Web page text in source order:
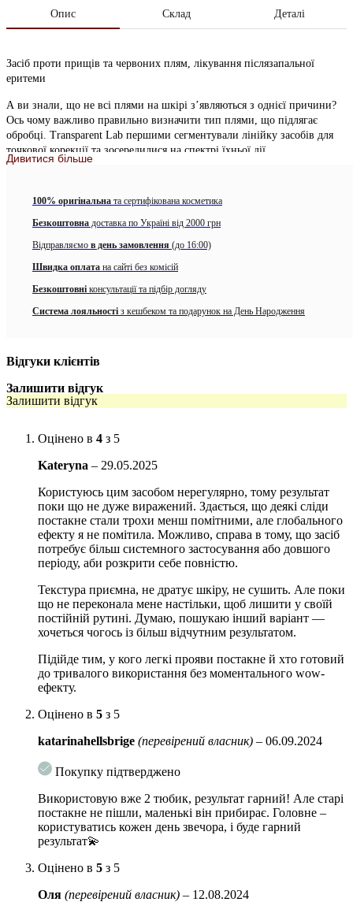
Опис Склад Деталі
Засіб проти прищів та червоних плям, лікування післязапальної
еритеми
А ви знали, що не всі плями на шкірі з’являються з однієї причини?
Ось чому важливо правильно визначити тип плями, що підлягає
обробці. Transparent Lab першими сегментували лінійку засобів для
точкової корекції та зосередилися на спектрі їхньої дії.
подразнення шкіри та запальних прищів.
без запаху
без олій
5% інкапсульованої гліколевої кислот
гліколевої кислоти)
5% ніацинаміду
2% інкапсульована саліцилова кислота
0,3% Luminia Granatum Натуральний активний
компонентзі стовбурових клітин гранату
Особливості використання:Нанесіть невелику кількість продукту на
уражену ділянку. Акуратно помасажуйте кінчиками пальців до
Обʼєм:30 мл
Дивитися більше
100% оригінальна та сертифікована косметика
Безкоштовна доставка по Україні від 2000 грн
Відправляємо в день замовлення (до 16:00)
Швидка оплата на сайті без комісій
Безкоштовні консультації та підбір догляду
Система лояльності з кешбеком та подарунок на День Народження
Відгуки клієнтів
Залишити відгук
Залишити відгук
Оцінено в 4 з 5
Kateryna – 29.05.2025
Користуюсь цим засобом нерегулярно, тому результат
поки що не дуже виражений. Здається, що деякі сліди
постакне стали трохи менш помітними, але глобального
ефекту я не помітила. Можливо, справа в тому, що засіб
потребує більш системного застосування або довшого
періоду, аби розкрити себе повністю.
Текстура приємна, не дратує шкіру, не сушить. Але поки
що не переконала мене настільки, щоб лишити у своїй
постійній рутині. Думаю, пошукаю інший варіант —
хочеться чогось із більш відчутним результатом.
Підійде тим, у кого легкі прояви постакне й хто готовий
до тривалого використання без моментального wow-
ефекту.
Оцінено в 5 з 5
katarinahellsbrige (перевірений власник) – 06.09.2024
Покупку підтверджено
Використовую вже 2 тюбик, результат гарний! Але старі
постакне не пішли, маленькі він прибирає. Головне –
користуватись кожен день звечора, і буде гарний
результат💫
Оцінено в 5 з 5
Оля (перевірений власник) – 12.08.2024